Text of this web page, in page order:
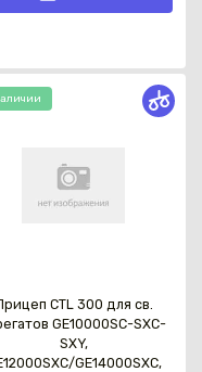
CTL 300 для св.
GE10000SC-SXC-
SXY,
GE14000SXC,